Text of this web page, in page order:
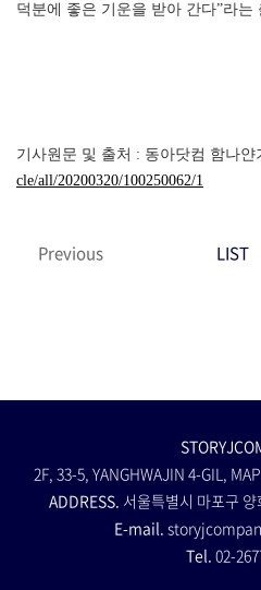
덕분에 좋은 기운을 받아 간다”라는
기사원문 및 출처 : 동아닷컴 함나얀
cle/all/20200320/100250062/1
Previous LIST
2F, 33-5, YANGHWAJIN 4-GIL,
ADDRESS. 서울특별시 마포구
E-mail.
Tel. 02-